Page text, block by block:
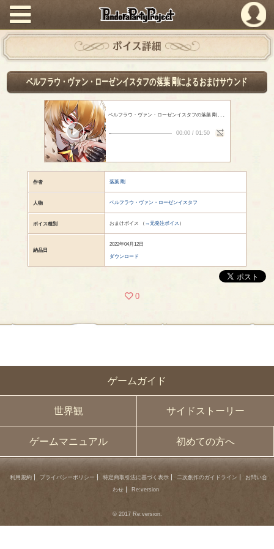
PandoraPartyProject
ゲームガイド
世界観 サイドストーリー
ゲームマニュアル 初めての方へ
ボイス詳細
ベルフラウ・ヴァン・ローゼンイスタフの落葉 剛によるおまけサウンド
ベ
ルフラウ・ヴァン・ローゼンイスタフの落葉 剛によるおまけサウンド
00:00/ 01:50
作者 落葉 剛
人物 ベルフラウ・ヴァン・ローゼンイスタフ
ボイス種別 おまけボイス （ →元発注ボイス ）
納品日
2022年04月12日
ダウンロード
0
利用規約 プライバシーポリシー 特定商取引法に基づく表示 二次創作のガイドライン
お問い合
わせ
Re:version
© 2017 Re:version.